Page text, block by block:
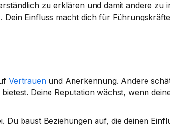
zu erklären und damit andere zu
Dein Einfluss macht dich für
Vertrauen und Anerkennung. Andere
Deine Reputation wächst, wenn
Du baust Beziehungen auf, die deinen